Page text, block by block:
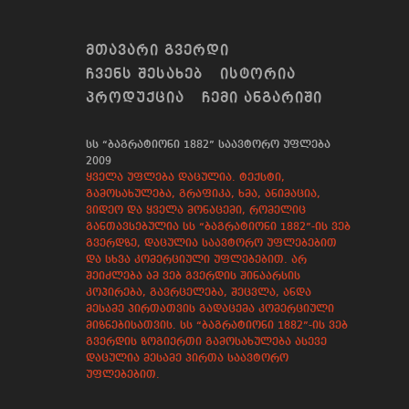
ᲛᲗᲐᲕᲐᲠᲘ ᲒᲕᲔᲠᲓᲘ
ᲩᲕᲔᲜᲡ ᲨᲔᲡᲐᲮᲔᲑ
ᲘᲡᲢᲝᲠᲘᲐ
ᲞᲠᲝᲓᲣᲥᲪᲘᲐ
ᲩᲔᲛᲘ ᲐᲜᲒᲐᲠᲘᲨᲘ
სს “ბაგრატიონი 1882” საავტორო უფლება
2009
ყველა უფლება დაცულია. ტექსტი,
გამოსახულება, გრაფიკა, ხმა, ანიმაცია,
ვიდეო და ყველა მონაცემი, რომელიც
განთავსებულია სს “ბაგრატიონი 1882”-ის ვებ
გვერდზე, დაცულია საავტორო უფლებებით
და სხვა კომერციული უფლებებით. არ
შეიძლება ამ ვებ გვერდის შინაარსის
კოპირება, გავრცელება, შეცვლა, ანდა
მესამე პირთათვის გადაცემა კომერციული
მიზნებისათვის. სს “ბაგრატიონი 1882”-ის ვებ
გვერდის ზოგიერთი გამოსახულება ასევე
დაცულია მესამე პირთა საავტორო
უფლებებით.